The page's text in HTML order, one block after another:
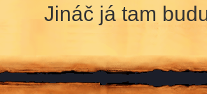
Jináč já tam